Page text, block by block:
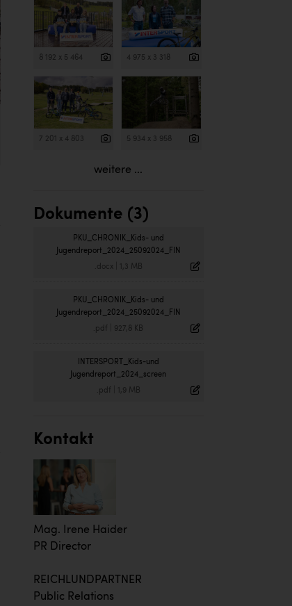
8 192 x 5 464 4 975 x 3 318
7 201 x 4 803 5 934 x 3 958
weitere ...
Dokumente (3)
PKU_CHRONIK_Kids- und
Jugendreport_2024_25092024_FIN
.docx| 1,3 MB
PKU_CHRONIK_Kids- und
Jugendreport_2024_25092024_FIN
.pdf 927,8 KB
INTERSPORT_Kids-und
Jugendreport_2024_screen
.pdf 1,9 MB
Kontakt
Mag. Irene Haider
PR Director
REICHLUNDPARTNER
Public Relations